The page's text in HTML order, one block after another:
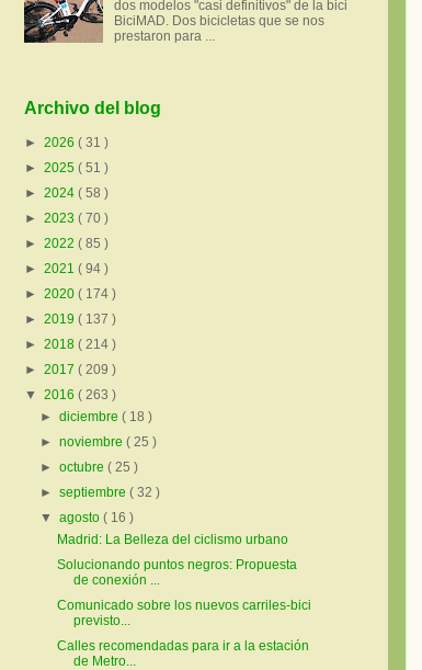
dos modelos "casi definitivos" de la bici
BiciMAD. Dos bicicletas que se nos
prestaron para ...
Archivo del blog
► 2026 ( 31 )
► 2025 ( 51 )
► 2024 ( 58 )
► 2023 ( 70 )
► 2022 ( 85 )
► 2021 ( 94 )
► 2020 ( 174 )
► 2019 ( 137 )
► 2018 ( 214 )
► 2017 ( 209 )
▼ 2016 ( 263 )
►diciembre( 18 )
►noviembre( 25 )
►octubre( 25 )
►septiembre( 32 )
▼agosto( 16 )
Madrid: La Belleza del ciclismo urbano
Solucionando puntos negros: Propuesta
de conexión ...
Comunicado sobre los nuevos carriles-bici
previsto...
Calles recomendadas para ir a la estación
de Metro...